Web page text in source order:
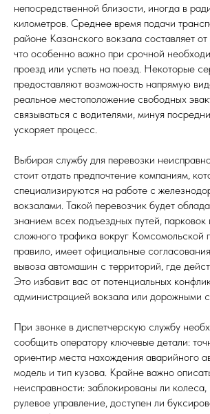
непосредственной близости, иногда в
километров. Среднее время подачи
районе Казанского вокзала составляет
что особенно важно при срочной
проезд или успеть на поезд. Некоторые
предоставляют возможность напрямую
реальное местоположение свободных
связываться с водителями, минуя
ускоряет процесс.
Выбирая службу для перевозки
стоит отдать предпочтение компаниям,
специализируются на работе с
вокзалами. Такой перевозчик будет
знанием всех подъездных путей,
сложного трафика вокруг Комсомольской
правило, имеет официальные
вывоза автомашин с территорий, где
Это избавит вас от потенциальных
администрацией вокзала или дорожными
При звонке в диспетчерскую службу
сообщить оператору ключевые детали:
ориентир места нахождения аварийного
модель и тип кузова. Крайне важно
неисправности: заблокированы ли
рулевое управление, доступен ли